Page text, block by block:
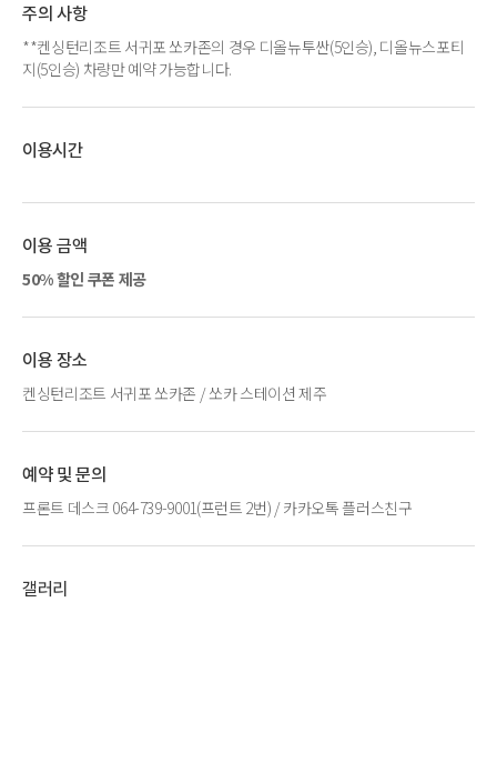
주의 사항
**켄싱턴리조트 서귀포 쏘카존의 경우 디올뉴투싼(5인승), 디올뉴스포티
지(5인승) 차량만 예약 가능합니다.
이용시간
이용 금액
50% 할인 쿠폰 제공
이용 장소
켄싱턴리조트 서귀포 쏘카존 / 쏘카 스테이션 제주
예약 및 문의
프론트 데스크 064-739-9001(프런트 2번) / 카카오톡 플러스친구
갤러리